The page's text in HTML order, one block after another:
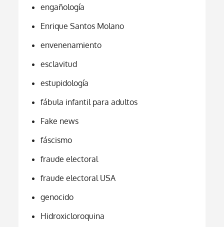
engañología
Enrique Santos Molano
envenenamiento
esclavitud
estupidología
fábula infantil para adultos
Fake news
fáscismo
fraude electoral
fraude electoral USA
genocido
Hidroxicloroquina